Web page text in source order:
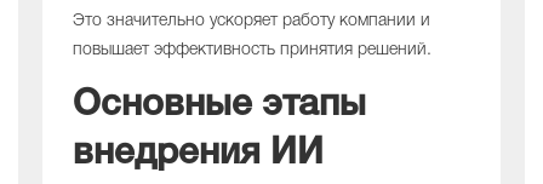
Это значительно ускоряет работу компании и
повышает эффективность принятия решений.
Основные этапы
внедрения ИИ